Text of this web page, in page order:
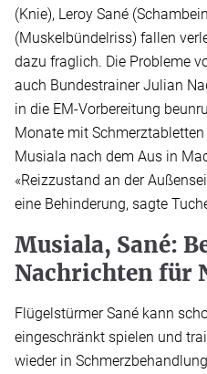
(Knie), Leroy Sané
(Muskelbündelriss) fallen
dazu fraglich. Die Probleme
auch Bundestrainer Julian
in die EM-Vorbereitung
Monate mit Schmerztabletten
Musiala nach dem Aus in
«Reizzustand an der
eine Behinderung, sagte
Musiala, Sané:
Nachrichten für
Flügelstürmer Sané kann
eingeschränkt spielen und
wieder in